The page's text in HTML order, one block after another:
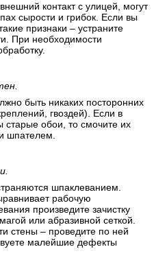
контакт с улицей, могут
сырости и грибок. Если вы
признаки – устраните
При необходимости
быть никаких посторонних
гвоздей). Если в
обои, то смочите их
шпателем.
шпаклеванием.
рабочую
произведите зачистку
или абразивной сеткой.
стены – проведите по ней
малейшие дефекты